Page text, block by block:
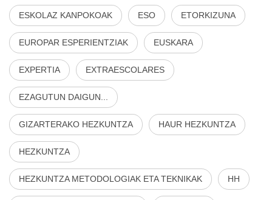
ESKOLAZ KANPOKOAK ESO ETORKIZUNA
EUROPAR ESPERIENTZIAK EUSKARA
EXPERTIA EXTRAESCOLARES
EZAGUTUN DAIGUN...
GIZARTERAKO HEZKUNTZA HAUR HEZKUNTZA
HEZKUNTZA
HEZKUNTZA METODOLOGIAK ETA TEKNIKAK HH